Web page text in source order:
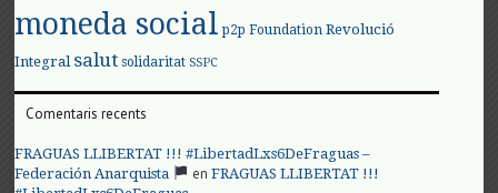
moneda social p2p Foundation Revolució
Integral salut solidaritat SSPC
Comentaris recents
FRAGUAS LLIBERTAT !!! #LibertadLxs6DeFraguas –
Federación Anarquista
enFRAGUAS LLIBERTAT !!!